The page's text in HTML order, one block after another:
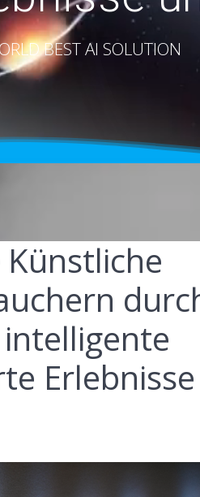
BEST AI SOLUTION